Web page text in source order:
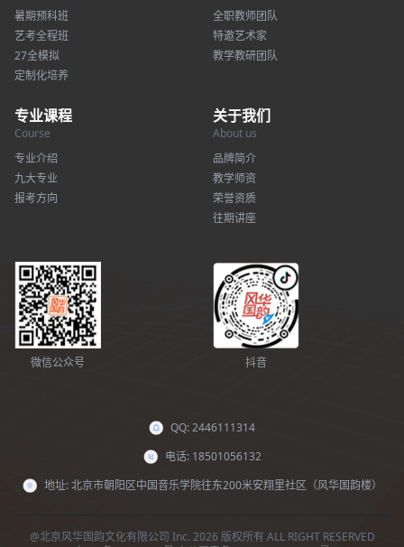
暑期预科班
艺考全程班
27全模拟
定制化培养
全职教师团队
特邀艺术家
教学教研团队
专业课程
Course
专业介绍
九大专业
报考方向
关于我们
About us
品牌简介
教学师资
荣誉资质
往期讲座
微信公众号 抖音
QQ: 2446111314
电话: 18501056132
地址: 北京市朝阳区中国音乐学院往东200米安翔里社区（风华国韵楼）
@北京风华国韵文化有限公司 Inc. 2026 版权所有 ALL RIGHT RESERVED